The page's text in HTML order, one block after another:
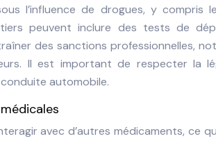
l’influence de drogues, y compris
peuvent inclure des tests de
des sanctions professionnelles,
Il est important de respecter la
automobile.
avec d’autres médicaments, ce